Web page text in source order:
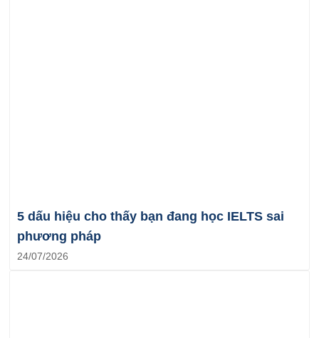
5 dấu hiệu cho thấy bạn đang học IELTS sai
phương pháp
24/07/2026